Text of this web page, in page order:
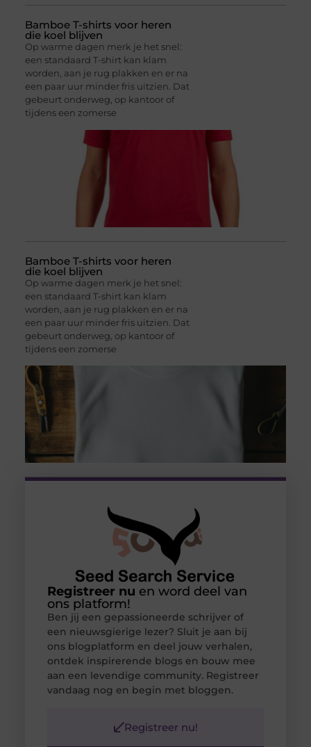
Bamboe T-shirts voor heren
die koel blijven
Op warme dagen merk je het snel:
een standaard T-shirt kan klam
worden, aan je rug plakken en er na
een paar uur minder fris uitzien. Dat
gebeurt onderweg, op kantoor of
tijdens een zomerse
Bamboe T-shirts voor heren
die koel blijven
Op warme dagen merk je het snel:
een standaard T-shirt kan klam
worden, aan je rug plakken en er na
een paar uur minder fris uitzien. Dat
gebeurt onderweg, op kantoor of
tijdens een zomerse
Registreer nu en word deel van
ons platform!
Ben jij een gepassioneerde schrijver of
een nieuwsgierige lezer? Sluit je aan bij
ons blogplatform en deel jouw verhalen,
ontdek inspirerende blogs en bouw mee
aan een levendige community. Registreer
vandaag nog en begin met bloggen.
Registreer nu!